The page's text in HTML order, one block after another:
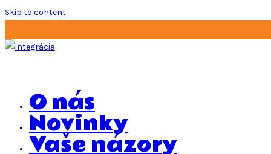
Skip to content
O nás
Novinky
Vaše názory